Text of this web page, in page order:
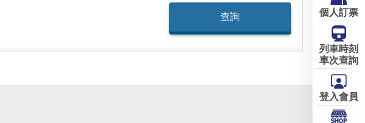
查詢
個人訂票
列車時刻
車次查詢
登入會員